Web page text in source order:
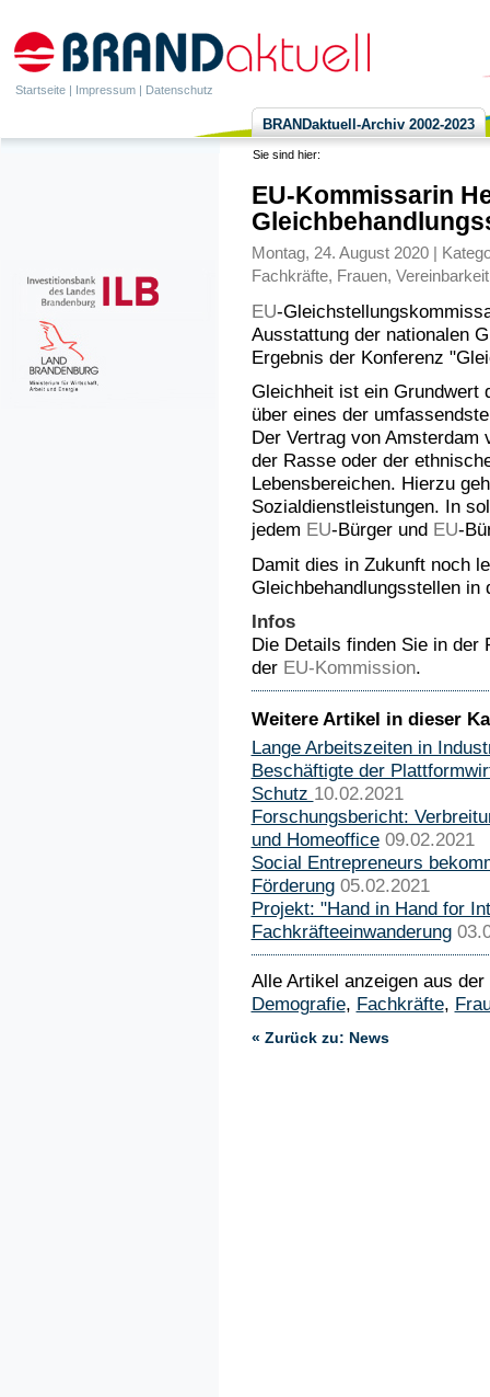
Startseite | Impressum | Datenschutz
BRANDaktuell-Archiv 2002-2023
Sie sind hier:
EU-Kommissarin
Montag, 24. August 2020 |
Fachkräfte, Frauen, Vereinbarkeit
EU-
Ausstattung der nationalen
Ergebnis der Konferenz
Gleichheit ist ein Grundwert
über eines der
Der Vertrag von
der Rasse oder der
Lebensbereichen. Hierzu
Sozialdienstleistungen. In
jedem EU-Bürger und EU-
Damit dies in Zukunft noch
Gleichbehandlungsstellen in
Infos
Die Details finden Sie in
der EU-Kommission.
Weitere Artikel in dieser
Lange Arbeitszeiten in
Beschäftigte der
Schutz 10.02.2021
Forschungsbericht:
und Homeoffice 09.02.2021
Social Entrepreneurs
Förderung 05.02.2021
Projekt: "Hand in Hand for
Fachkräfteeinwanderung
Alle Artikel anzeigen aus
Demografie, Fachkräfte,
« Zurück zu: News